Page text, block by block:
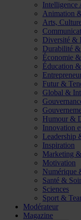
Animation
Arts,
Diversité &
Durabilité
Économie
Éducation
Futur &
Global &
Humour &
Innovation
Leadership
Inspiration
Marketing
Motivation
Numérique
Santé &
Sciences
Sport &
Modérateur
Magazine